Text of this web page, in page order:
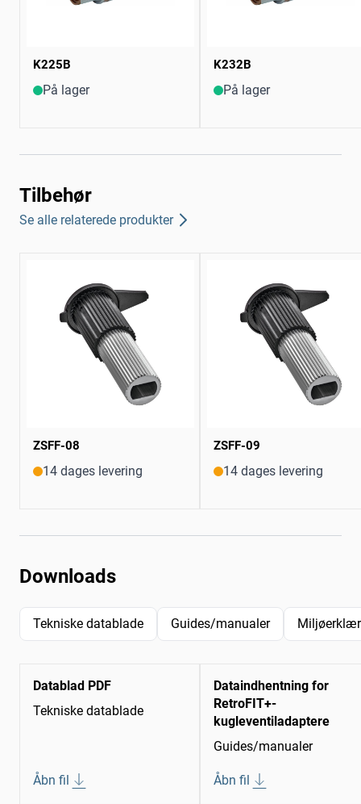
K225B
På lager
K232B
På lager
Tilbehør
Se alle relaterede produkter
ZSFF-08
14 dages levering
ZSFF-09
14 dages levering
Downloads
Tekniske datablade Guides/manualer
Datablad PDF
Tekniske datablade
Åbn fil
Dataindhentning for
RetroFIT+-
kugleventiladaptere
Guides/manualer
Åbn fil